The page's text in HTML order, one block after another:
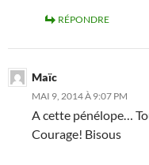
RÉPONDRE
Maïc
MAI 9, 2014 À 9:07 PM
A cette pénélope…
Courage! Bisous